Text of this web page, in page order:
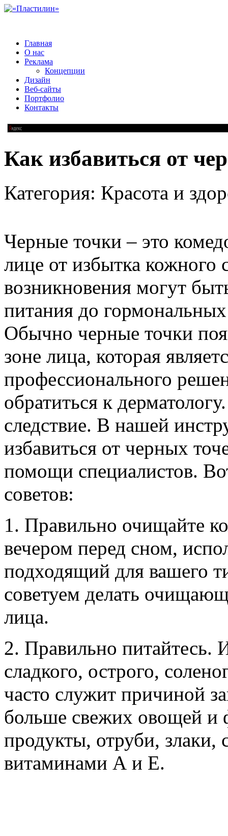
Главная
О нас
Реклама
Концепции
Дизайн
Веб-сайты
Портфолио
Контакты
Как избавиться от
Категория: Красота и
Черные точки – это
лице от избытка
возникновения могут
питания до
Обычно черные точки
зоне лица, которая
профессионального
обратиться к
следствие. В нашей
избавиться от черных
помощи специалистов.
советов:
1. Правильно очищайте
вечером перед сном,
подходящий для вашего
советуем делать
лица.
2. Правильно питайтесь.
сладкого, острого,
часто служит причиной
больше свежих овощей и
продукты, отруби, злаки,
витаминами А и Е.